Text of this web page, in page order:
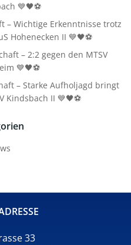
💙🖤⚽
– Wichtige Erkenntnisse trotz
Hohenecken II 💙🖤⚽
– 2:2 gegen den MTSV
💙🖤⚽
– Starke Aufholjagd bringt
Kindsbach II 💙🖤⚽
33